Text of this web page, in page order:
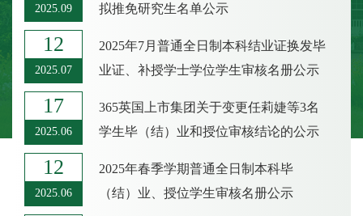
2025.09
拟推免研究生名单公示
12
2025.07
2025年7月普通全日制本科结业证换发毕
业证、补授学士学位学生审核名册公示
17
2025.06
365英国上市集团关于变更任莉婕等3名
学生毕（结）业和授位审核结论的公示
12
2025.06
2025年春季学期普通全日制本科毕
（结）业、授位学生审核名册公示